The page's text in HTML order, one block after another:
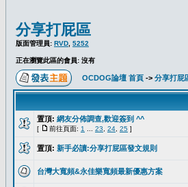
分享打屁區
版面管理員: RVD 5252
正在瀏覽此區的會員: 沒有
OCDOG論壇 首頁 -> 分享打屁
置頂: 網友分佈調查,歡迎簽到 ^^
[ 前往頁面: 1 23 24 25 ]
置頂: 新手必讀:分享打屁區發文規則
台灣大寬頻&永佳樂寬頻最新優惠方案